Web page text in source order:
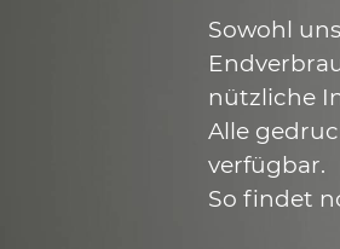
Sowohl
nützliche
Alle
verfügbar.
So findet